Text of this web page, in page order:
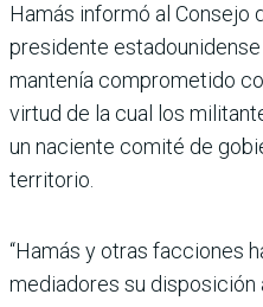
Hamás informó al Consejo
presidente
mantenía comprometido
virtud de la cual los
un naciente comité de
territorio.
“Hamás y otras facciones
mediadores su disposición